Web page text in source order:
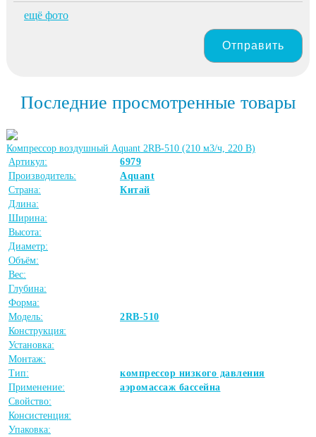
ещё фото
Отправить
Последние просмотренные товары
Компрессор воздушный Aquant 2RB-510 (210 м3/ч, 220 В)
Артикул:
6979
Производитель:
Aquant
Страна:
Китай
Длина:
Ширина:
Высота:
Диаметр:
Объём:
Вес:
Глубина:
Форма:
Модель:
2RB-510
Конструкция:
Установка:
Монтаж:
Тип:
компрессор низкого давления
Применение:
аэромассаж бассейна
Свойство:
Консистенция:
Упаковка: